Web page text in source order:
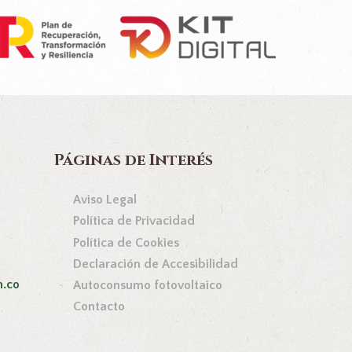
Páginas de Interés
Aviso Legal
Política de Privacidad
Política de Cookies
Declaración de Accesibilidad
Autoconsumo fotovoltaico
Contacto